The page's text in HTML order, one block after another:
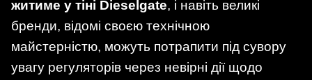
житиме у тіні Dieselgate, і навіть великі
бренди, відомі своєю технічною
майстерністю, можуть потрапити під сувору
увагу регуляторів через невірні дії щодо